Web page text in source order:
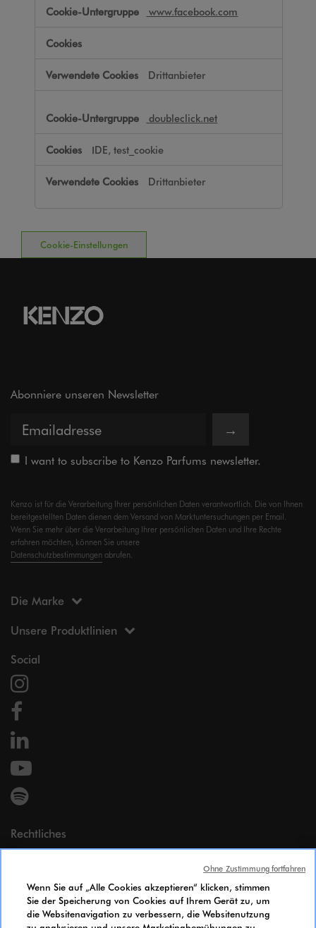
www.facebook.com
Drittanbieter
doubleclick.net
IDE, test_cookie
Drittanbieter
Cookie-Einstellungen
Abonniere unseren Newsletter
→
I want to subscribe to Kenzo Parfums newsletter.
Kenzo ist für die Verarbeitung Ihrer persönlichen Daten verantwortlich. Die von Ihnen
bereitgestellten Daten dienen dem Versand von Marktuntersuchungen per Email.
Wenn Sie mehr über die Verarbeitung Ihrer persönlichen Daten und Ihre Rechte
erfahren möchten, können Sie unsere
Datenschutzbestimmungen abrufen.
Die Marke
Unsere Produktlinien
Social
Rechtliches
Impressum
Cookie Policy
Zugänglichkeit
Wenn Sie auf „Alle Cookies akzeptieren“ klicken, stimmen
Sie der Speicherung von Cookies auf Ihrem Gerät zu, um
die Websitenavigation zu verbessern, die Websitenutzung
Ohne Zustimmung fortfahren